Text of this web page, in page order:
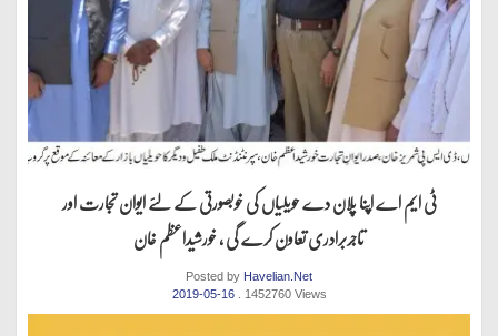
ٹی ایم اے اپنا پلان دے حویلیاں کی خوبصورتی کے لئے ایوان تجارت اور
تاجربرادری تعاون کرے گی ، خورشیداعظم خان
Posted by Havelian.Net
2019-05-16
. 1452760 Views